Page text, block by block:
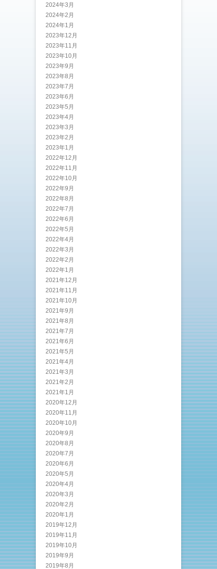
2024年3月
2024年2月
2024年1月
2023年12月
2023年11月
2023年10月
2023年9月
2023年8月
2023年7月
2023年6月
2023年5月
2023年4月
2023年3月
2023年2月
2023年1月
2022年12月
2022年11月
2022年10月
2022年9月
2022年8月
2022年7月
2022年6月
2022年5月
2022年4月
2022年3月
2022年2月
2022年1月
2021年12月
2021年11月
2021年10月
2021年9月
2021年8月
2021年7月
2021年6月
2021年5月
2021年4月
2021年3月
2021年2月
2021年1月
2020年12月
2020年11月
2020年10月
2020年9月
2020年8月
2020年7月
2020年6月
2020年5月
2020年4月
2020年3月
2020年2月
2020年1月
2019年12月
2019年11月
2019年10月
2019年9月
2019年8月